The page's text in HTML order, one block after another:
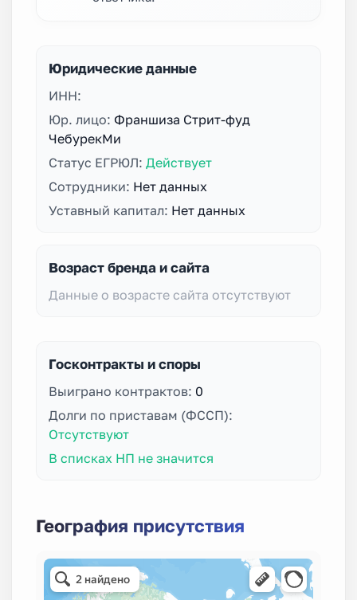
Юридические данные
ИНН:
Юр. лицо: Франшиза Стрит-фуд
ЧебурекМи
Статус ЕГРЮЛ: Действует
Сотрудники: Нет данных
Уставный капитал: Нет данных
Возраст бренда и сайта
Данные о возрасте сайта отсутствуют
Госконтракты и споры
Выиграно контрактов: 0
Долги по приставам (ФССП):
Отсутствуют
В списках НП не значится
География присутствия